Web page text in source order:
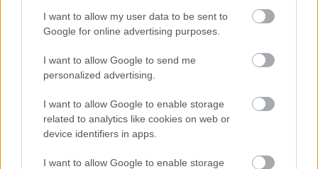
I want to allow my user data to be sent to
Google for online advertising purposes.
I want to allow Google to send me
personalized advertising.
I want to allow Google to enable storage
related to analytics like cookies on web or
device identifiers in apps.
I want to allow Google to enable storage
Όλα τα έργα ερμηνεύει δεξιοτεχνικά το ” Ελληνικό
Συγκρότημα Σύγχρονης Μουσικής
εδώ- μουσικό σχήμα, γνωστό για το σύγχρονο
ρεπερτόριό του αλλά και την πολυποίκιλη
Θόδωρος Αντωνίου. Την οργάνωση και την
προετοιμασία της συναυλίας έχει ο Ιάκωβος